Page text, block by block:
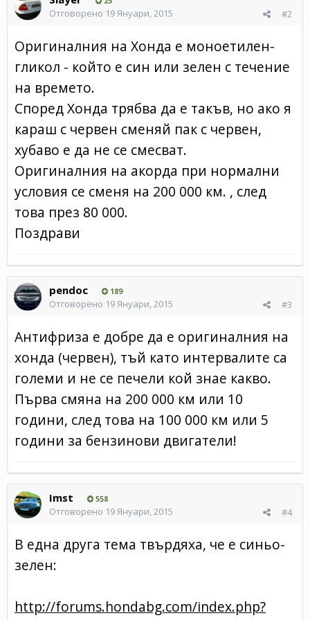
#2
Отговорено 19 Януари, 2015
Оригиналния на Хонда е моноетилен-
гликол - който е син или зелен с течение
на времето.
Според Хонда трябва да е такъв, но ако я
караш с червен сменяй пак с червен,
хубаво е да не се смесват.
Оригиналния на акорда при нормални
условия се сменя на 200 000 км. , след
това през 80 000.
Поздрави
pendoc 189
#3
Отговорено 19 Януари, 2015
Антифриза е добре да е оригиналния на
хонда (червен), тъй като интервалите са
големи и не се печели кой знае какво.
Първа смяна на 200 000 км или 10
години, след това на 100 000 км или 5
години за бензинови двигатели!
Imst 558
#4
Отговорено 19 Януари, 2015
В една друга тема твърдяха, че е синьо-
зелен:
http://forums.hondabg.com/index.php?